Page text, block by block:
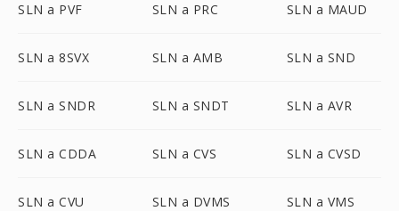
SLN a PVF SLN a PRC SLN a MAUD
SLN a 8SVX SLN a AMB SLN a SND
SLN a SNDR SLN a SNDT SLN a AVR
SLN a CDDA SLN a CVS SLN a CVSD
SLN a CVU SLN a DVMS SLN a VMS